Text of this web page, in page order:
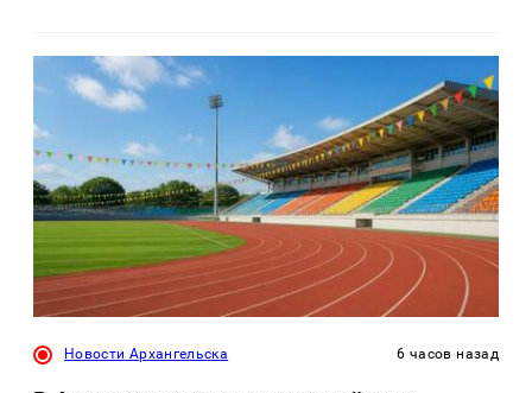
Новости Архангельска 6 часов назад